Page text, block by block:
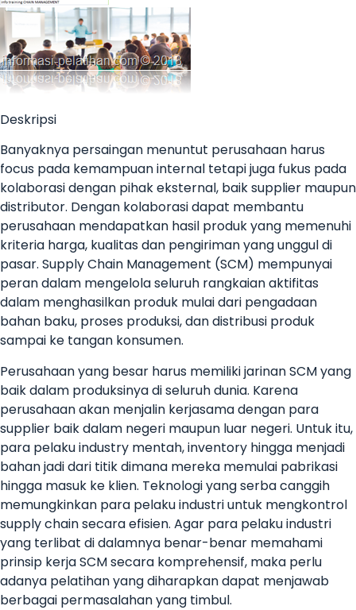
Deskripsi
Banyaknya persaingan menuntut perusahaan harus
focus pada kemampuan internal tetapi juga fukus pada
kolaborasi dengan pihak eksternal, baik supplier maupun
distributor. Dengan kolaborasi dapat membantu
perusahaan mendapatkan hasil produk yang memenuhi
kriteria harga, kualitas dan pengiriman yang unggul di
pasar. Supply Chain Management (SCM) mempunyai
peran dalam mengelola seluruh rangkaian aktifitas
dalam menghasilkan produk mulai dari pengadaan
bahan baku, proses produksi, dan distribusi produk
sampai ke tangan konsumen.
Perusahaan yang besar harus memiliki jarinan SCM yang
baik dalam produksinya di seluruh dunia. Karena
perusahaan akan menjalin kerjasama dengan para
supplier baik dalam negeri maupun luar negeri. Untuk itu,
para pelaku industry mentah, inventory hingga menjadi
bahan jadi dari titik dimana mereka memulai pabrikasi
hingga masuk ke klien. Teknologi yang serba canggih
memungkinkan para pelaku industri untuk mengkontrol
supply chain secara efisien. Agar para pelaku industri
yang terlibat di dalamnya benar-benar memahami
prinsip kerja SCM secara komprehensif, maka perlu
adanya pelatihan yang diharapkan dapat menjawab
berbagai permasalahan yang timbul.